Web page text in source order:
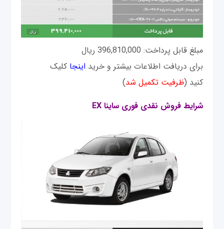
مبلغ قابل پرداخت: 396,810,000 ریال
برای دریافت اطلاعات بیشتر و خریداینجاکلیک
کنید (ظرفیت تکمیل شد)
شرایط فروش نقدی فوری ساينا EX